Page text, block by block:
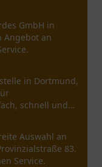
GmbH in
an
in Dortmund,
schnell und
Auswahl an
83.
Service.